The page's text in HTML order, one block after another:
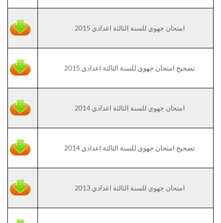
امتحان جهوي للسنة الثالثة اعدادي 2015
تصحيح امتحان جهوي للسنة الثالثة اعدادي 2015
امتحان جهوي للسنة الثالثة اعدادي 2014
تصحيح امتحان جهوي للسنة الثالثة اعدادي 2014
امتحان جهوي للسنة الثالثة اعدادي 2013